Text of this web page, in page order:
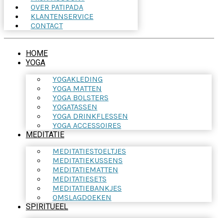
OVER PATIPADA
KLANTENSERVICE
CONTACT
HOME
YOGA
YOGAKLEDING
YOGA MATTEN
YOGA BOLSTERS
YOGATASSEN
YOGA DRINKFLESSEN
YOGA ACCESSOIRES
MEDITATIE
MEDITATIESTOELTJES
MEDITATIEKUSSENS
MEDITATIEMATTEN
MEDITATIESETS
MEDITATIEBANKJES
OMSLAGDOEKEN
SPIRITUEEL